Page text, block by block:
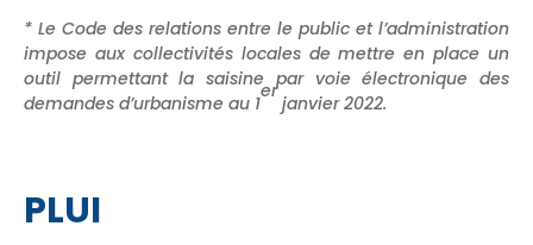
* Le Code des relations entre le public et l’administration
impose aux collectivités locales de mettre en place un
outil permettant la saisine par voie électronique des
demandes d’urbanisme au 1
er
janvier 2022.
PLUI